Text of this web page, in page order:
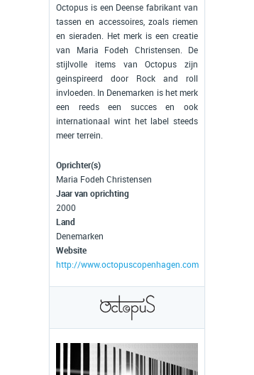
Octopus is een Deense fabrikant van
tassen en accessoires, zoals riemen
en sieraden. Het merk is een creatie
van Maria Fodeh Christensen. De
stijlvolle items van Octopus zijn
geinspireerd door Rock and roll
invloeden. In Denemarken is het merk
een reeds een succes en ook
internationaal wint het label steeds
meer terrein.
Oprichter(s)
Maria Fodeh Christensen
Jaar van oprichting
2000
Land
Denemarken
Website
http://www.octopuscopenhagen.com